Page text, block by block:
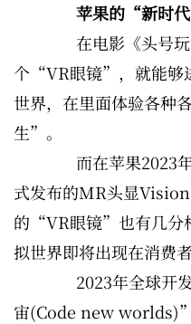
苹果的“新时
在电影《头号玩
个“VR眼镜”，就能够
世界，在里面体验各种
生”。
而在苹果2023年
式发布的MR头显
的“VR眼镜”也有几分
拟世界即将出现在消费者
2023年全球开发
宙(Code new